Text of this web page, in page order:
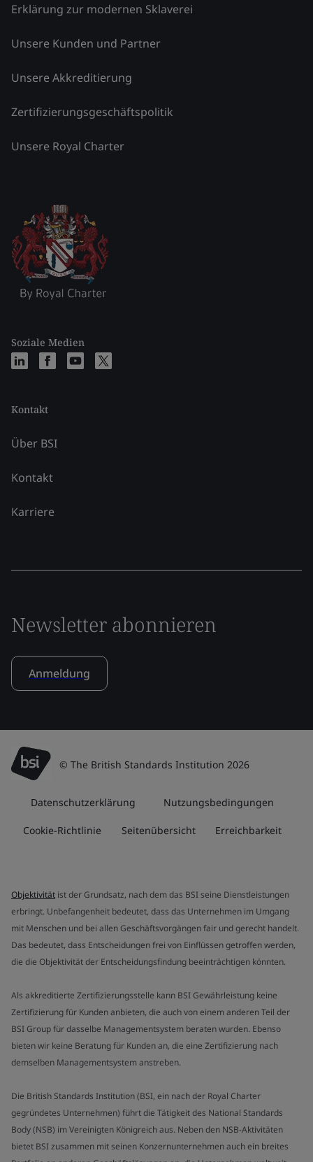
Erklärung zur modernen Sklaverei
Unsere Kunden und Partner
Unsere Akkreditierung
Zertifizierungsgeschäftspolitik
Unsere Royal Charter
Soziale Medien
Kontakt
Über BSI
Kontakt
Karriere
Newsletter abonnieren
Anmeldung
© The British Standards Institution 2026
Datenschutzerklärung Nutzungsbedingungen
Cookie-Richtlinie Seitenübersicht Erreichbarkeit
Objektivität ist der Grundsatz, nach dem das BSI seine Dienstleistungen
erbringt. Unbefangenheit bedeutet, dass das Unternehmen im Umgang
mit Menschen und bei allen Geschäftsvorgängen fair und gerecht handelt.
Das bedeutet, dass Entscheidungen frei von Einflüssen getroffen werden,
die die Objektivität der Entscheidungsfindung beeinträchtigen könnten.
Als akkreditierte Zertifizierungsstelle kann BSI Gewährleistung keine
Zertifizierung für Kunden anbieten, die auch von einem anderen Teil der
BSI Group für dasselbe Managementsystem beraten wurden. Ebenso
bieten wir keine Beratung für Kunden an, die eine Zertifizierung nach
demselben Managementsystem anstreben.
Die British Standards Institution (BSI, ein nach der Royal Charter
gegründetes Unternehmen) führt die Tätigkeit des National Standards
Body (NSB) im Vereinigten Königreich aus. Neben den NSB-Aktivitäten
bietet BSI zusammen mit seinen Konzernunternehmen auch ein breites